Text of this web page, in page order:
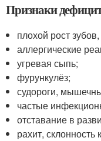
Признаки
плохой рост
аллергические
угревая сыпь;
фурункулёз;
судороги,
частые
отставание в
рахит,